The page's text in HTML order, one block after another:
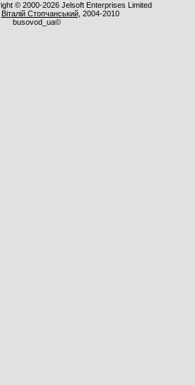
© 2000-2026 Jelsoft Enterprises Limited
Віталій Стопчанський, 2004-2010
busovod_ua©